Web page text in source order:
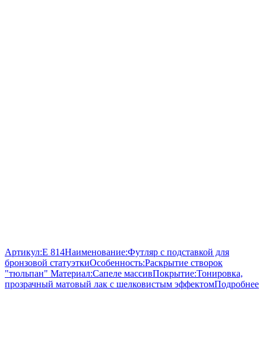
Артикул:E 814Наименование:Футляр с подставкой для
бронзовой статуэткиОсобенность:Раскрытие створок
"тюльпан" Материал:Сапеле массивПокрытие:Тонировка,
прозрачный матовый лак с шелковистым эффектомПодробнее